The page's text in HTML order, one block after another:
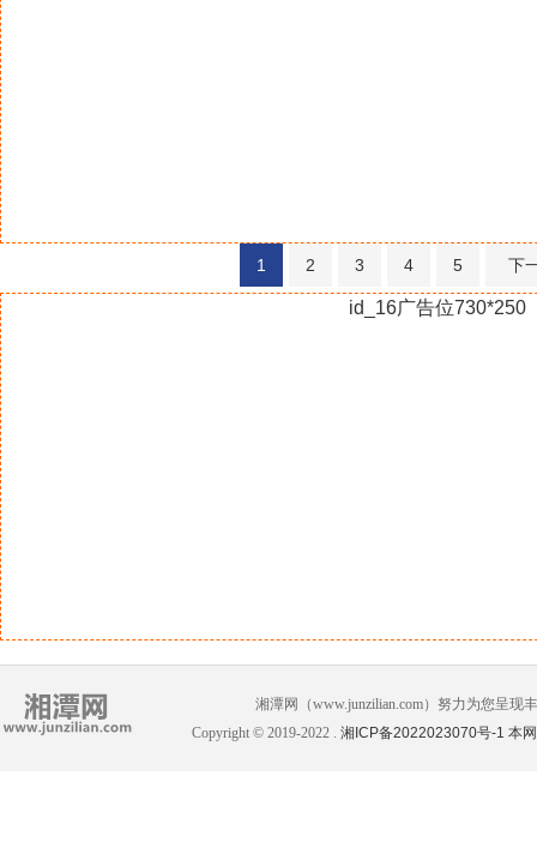
1 2 3 4 5 下
id_16广告位730*250
湘潭网（www.junzilian.com）努力为您呈现
Copyright © 2019-2022 . 湘ICP备2022023070号-1 本